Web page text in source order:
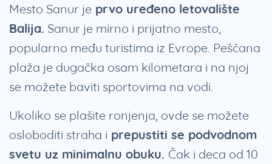
Mesto Sanur je prvo uređeno letovalište
Balija. Sanur je mirno i prijatno mesto,
popularno među turistima iz Evrope. Peščana
plaža je dugačka osam kilometara i na njoj
se možete baviti sportovima na vodi.
Ukoliko se plašite ronjenja, ovde se možete
osloboditi straha i prepustiti se podvodnom
svetu uz minimalnu obuku. Čak i deca od 10